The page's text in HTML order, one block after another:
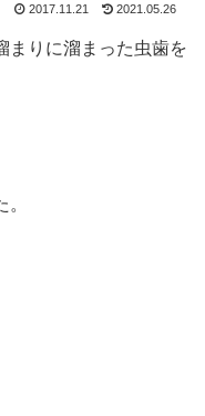
2017.11.21 2021.05.26
まりに溜まった虫歯を